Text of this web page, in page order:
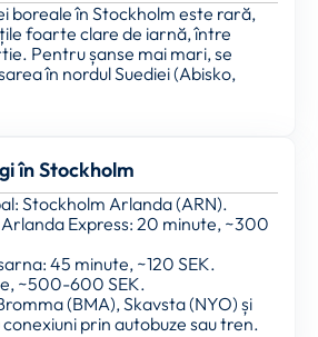
boreale în Stockholm este rară,
foarte clare de iarnă, între
Pentru șanse mai mari, se
în nordul Suediei (Abisko,
în Stockholm
Stockholm Arlanda (ARN).
Express: 20 minute, ~300
45 minute, ~120 SEK.
~500-600 SEK.
(BMA), Skavsta (NYO) și
conexiuni prin autobuze sau tren.